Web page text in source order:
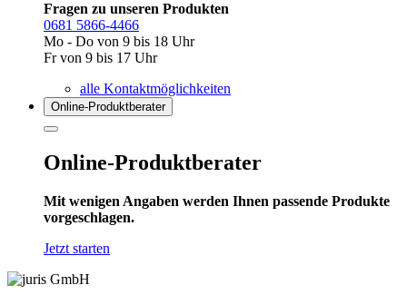
Fragen zu unseren Produkten
0681 5866-4466
Mo - Do von 9 bis 18 Uhr
Fr von 9 bis 17 Uhr
alle Kontaktmöglichkeiten
Online-Produkt­berater
Online-Produktberater
Mit wenigen Angaben werden Ihnen passende Produkte
vorgeschlagen.
Jetzt starten